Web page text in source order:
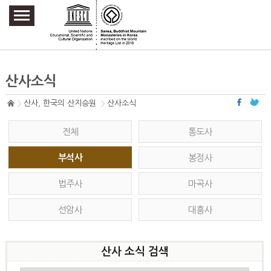
주요메뉴 바로가기
본문 바로가기
하단메뉴 바로가기
산사소식
산사, 한국의 산지승원 산사소식
전체 통도사
부석사 봉정사
법주사 마곡사
선암사 대흥사
산사 소식 검색